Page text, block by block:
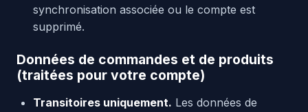
synchronisation associée ou le compte est
supprimé.
Données de commandes et de produits
(traitées pour votre compte)
Transitoires uniquement. Les données de